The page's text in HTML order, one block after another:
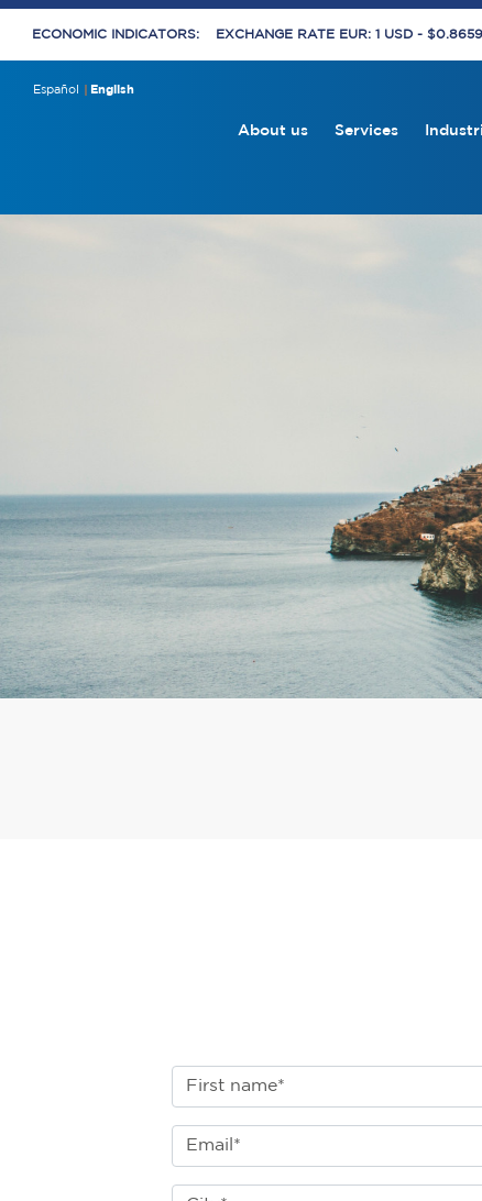
ECONOMIC INDICATORS: EXCHANGE RATE EUR: 1 USD -
Español English
About us Services